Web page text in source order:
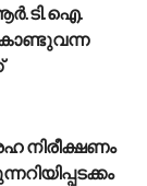
നിരീക്ഷണം